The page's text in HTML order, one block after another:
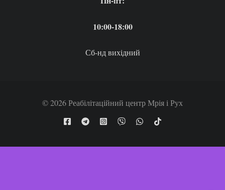
10:00-18:00
Сб-нд вихідний
© 2026 Реабілітаційний центр Мрія і Рух